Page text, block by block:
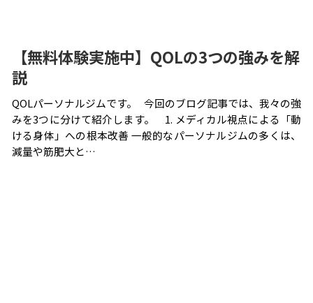
【無料体験実施中】QOLの3つの強みを解
説
QOLパーソナルジムです。 今回のブログ記事では、我々の強
みを3つに分けて紹介します。 1. メディカル視点による「動
ける身体」への根本改善 一般的なパーソナルジムの多くは、
減量や筋肥大と…